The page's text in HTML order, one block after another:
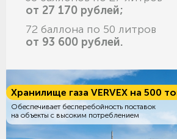
от 27 170 рублей;
72 баллона по 50 литров
от 93 600 рублей.
Хранилище газа VERVEX на 500
Обеспечивает бесперебойность поставок
на объекты с высоким потреблением